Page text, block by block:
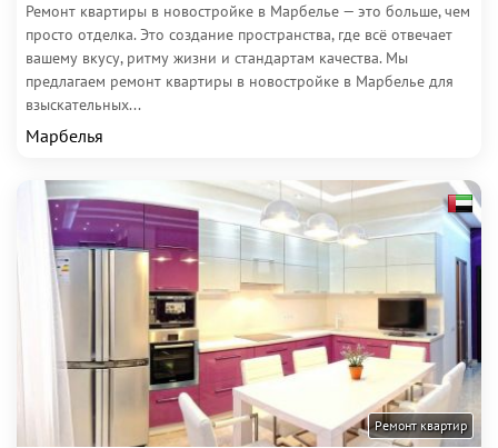
Ремонт квартиры в новостройке в Марбелье — это больше, чем
просто отделка. Это создание пространства, где всё отвечает
вашему вкусу, ритму жизни и стандартам качества. Мы
предлагаем ремонт квартиры в новостройке в Марбелье для
взыскательных...
Марбелья
Ремонт квартир